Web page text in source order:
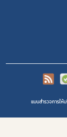
แบบสำรวจการให้